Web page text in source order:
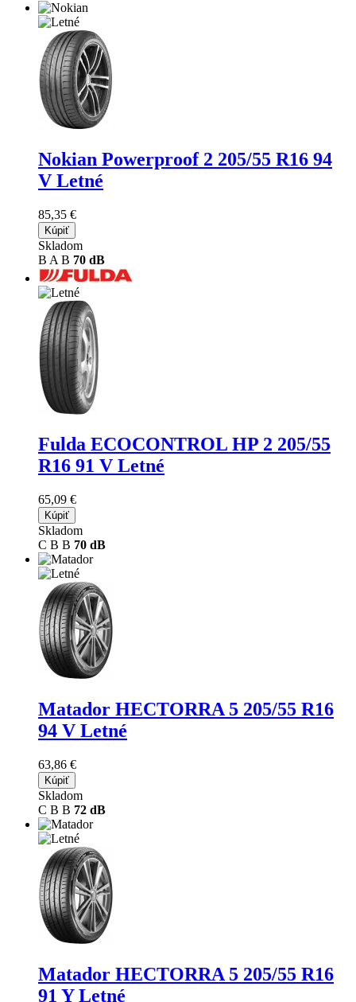
Nokian Powerproof 2 205/55 R16 94
V Letné
85,35 €
Kúpiť
Skladom
B A B 70 dB
Fulda ECOCONTROL HP 2 205/55
R16 91 V Letné
65,09 €
Kúpiť
Skladom
C B B 70 dB
Matador HECTORRA 5 205/55 R16
94 V Letné
63,86 €
Kúpiť
Skladom
C B B 72 dB
Matador HECTORRA 5 205/55 R16
91 Y Letné